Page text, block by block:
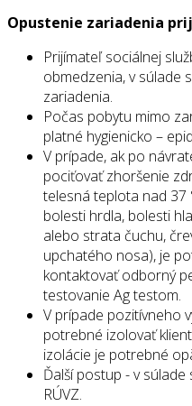
Opustenie zariadenia
Prijímateľ sociálnej
obmedzenia, v súlade
zariadenia.
Počas pobytu mimo
platné hygienicko –
V prípade, ak po
pociťovať zhoršenie
telesná teplota nad 37
bolesti hrdla, bolesti
alebo strata čuchu,
upchatého nosa), je
kontaktovať odborný
testovanie Ag testom.
V prípade pozitívneho
potrebné izolovať
izolácie je potrebné
Ďalší postup - v
RÚVZ.